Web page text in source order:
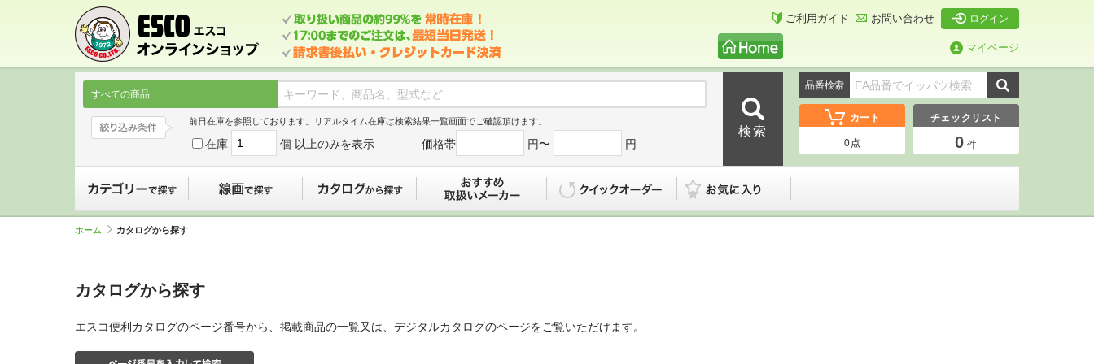
ご利用ガイド お問い合わせ ログイン
マイページ
すべての商品
前日在庫を参照しております。リアルタイム在庫は検索結果一覧画面でご確認頂けます。
在庫 個 以上のみを表示 価格帯 円〜 円
品番検索
カート
0点
チェックリスト
0 件
ホーム カタログから探す
カタログから探す
エスコ便利カタログのページ番号から、掲載商品の一覧又は、デジタルカタログのページをご覧いただけます。